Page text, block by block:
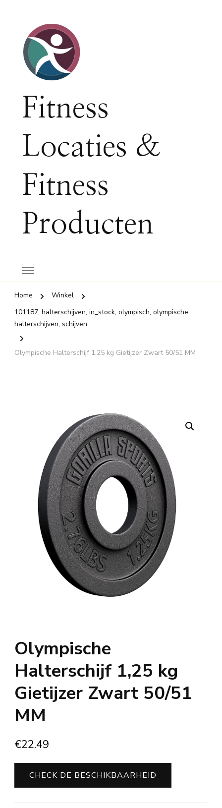
Fitness
Locaties &
Fitness
Producten
Home
Winkel
101187, halterschijven, in_stock, olympisch, olympische
halterschijven, schijven
Olympische Halterschijf 1,25 kg Gietijzer Zwart 50/51 MM
Olympische
Halterschijf 1,25 kg
Gietijzer Zwart 50/51
MM
€22.49
CHECK DE BESCHIKBAARHEID